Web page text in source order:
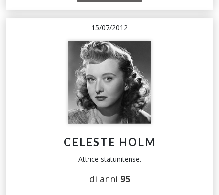
15/07/2012
CELESTE HOLM
Attrice statunitense.
di anni 95